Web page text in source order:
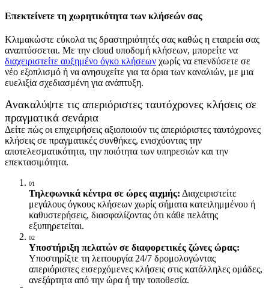
Επεκτείνετε τη χωρητικότητα των κλήσεών σας
Κλιμακώστε εύκολα τις δραστηριότητές σας καθώς η εταιρεία σας
αναπτύσσεται. Με την cloud υποδομή κλήσεων, μπορείτε να
διαχειριστείτε αυξημένο όγκο κλήσεων χωρίς να επενδύσετε σε
νέο εξοπλισμό ή να ανησυχείτε για τα όρια των καναλιών, με μια
ευελιξία σχεδιασμένη για ανάπτυξη.
Ανακαλύψτε τις απεριόριστες ταυτόχρονες κλήσεις σε
πραγματικά σενάρια
Δείτε πώς οι επιχειρήσεις αξιοποιούν τις απεριόριστες ταυτόχρονες
κλήσεις σε πραγματικές συνθήκες, ενισχύοντας την
αποτελεσματικότητα, την ποιότητα των υπηρεσιών και την
επεκτασιμότητα.
01
Τηλεφωνικά κέντρα σε ώρες αιχμής: Διαχειριστείτε
μεγάλους όγκους κλήσεων χωρίς σήματα κατειλημμένου ή
καθυστερήσεις, διασφαλίζοντας ότι κάθε πελάτης
εξυπηρετείται.
02
Υποστήριξη πελατών σε διαφορετικές ζώνες ώρας:
Υποστηρίξτε τη λειτουργία 24/7 δρομολογώντας
απεριόριστες εισερχόμενες κλήσεις στις κατάλληλες ομάδες,
ανεξάρτητα από την ώρα ή την τοποθεσία.